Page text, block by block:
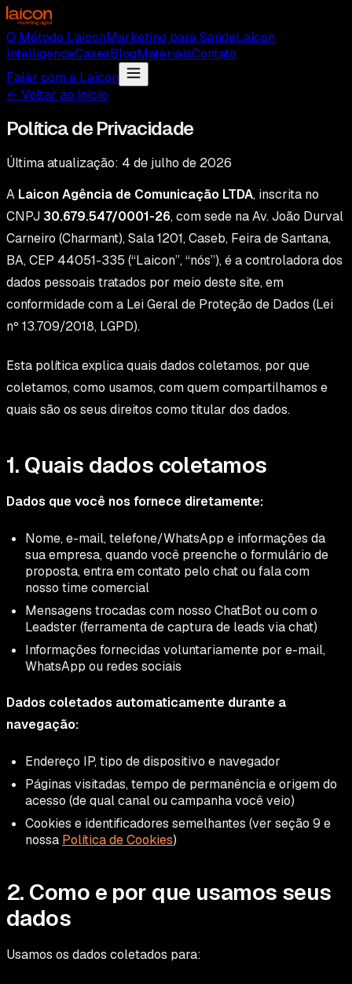
O Método LaiconMarketing para SaúdeLaicon
IntelligenceCasesBlogMateriaisContato
Falar com a Laicon
← Voltar ao início
Política de Privacidade
Última atualização: 4 de julho de 2026
A Laicon Agência de Comunicação LTDA, inscrita no
CNPJ 30.679.547/0001-26, com sede na Av. João Durval
Carneiro (Charmant), Sala 1201, Caseb, Feira de Santana,
BA, CEP 44051-335 (“Laicon”, “nós”), é a controladora dos
dados pessoais tratados por meio deste site, em
conformidade com a Lei Geral de Proteção de Dados (Lei
nº 13.709/2018, LGPD).
Esta política explica quais dados coletamos, por que
coletamos, como usamos, com quem compartilhamos e
quais são os seus direitos como titular dos dados.
1. Quais dados coletamos
Dados que você nos fornece diretamente:
Nome, e-mail, telefone/WhatsApp e informações da
sua empresa, quando você preenche o formulário de
proposta, entra em contato pelo chat ou fala com
nosso time comercial
Mensagens trocadas com nosso ChatBot ou com o
Leadster (ferramenta de captura de leads via chat)
Informações fornecidas voluntariamente por e-mail,
WhatsApp ou redes sociais
Dados coletados automaticamente durante a
navegação:
Endereço IP, tipo de dispositivo e navegador
Páginas visitadas, tempo de permanência e origem do
acesso (de qual canal ou campanha você veio)
Cookies e identificadores semelhantes (ver seção 9 e
nossa Política de Cookies)
2. Como e por que usamos seus
dados
Usamos os dados coletados para: